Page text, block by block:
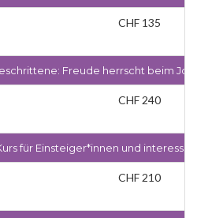
CHF 135
Freude herrscht beim
CHF 240
für Einsteiger*innen und
CHF 210